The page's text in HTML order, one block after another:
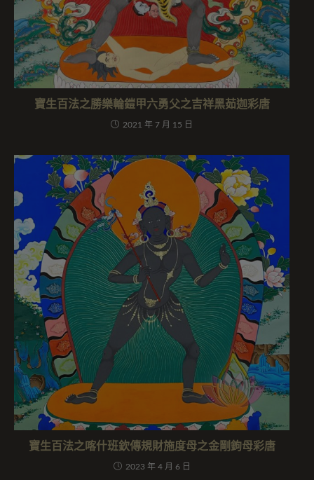
寶生百法之勝樂輪鎧甲六勇父之吉祥黑茹迦彩唐
2021 年 7 月 15 日
寶生百法之喀什班欽傳規財施度母之金剛鉤母彩唐
2023 年 4 月 6 日